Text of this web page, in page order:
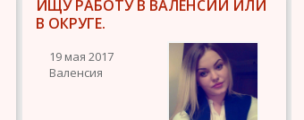
ИЩУ РАБОТУ В ВАЛЕНСИИ ИЛИ
В ОКРУГЕ.
19 мая 2017
Валенсия